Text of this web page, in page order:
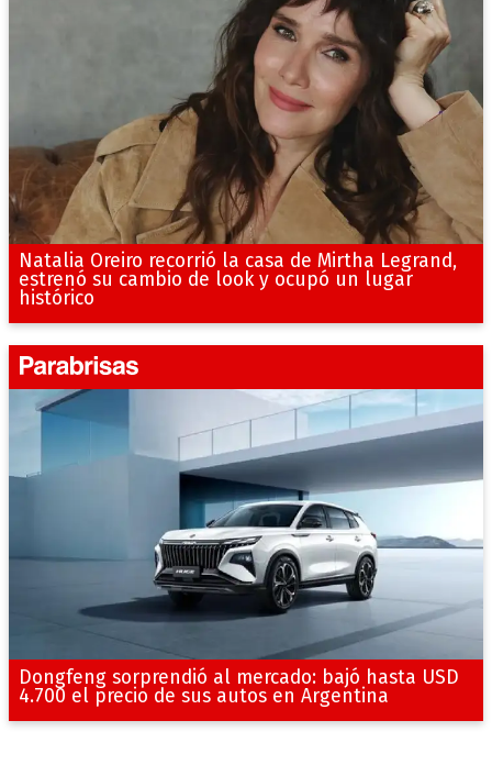
Natalia Oreiro recorrió la casa de Mirtha Legrand,
estrenó su cambio de look y ocupó un lugar
histórico
Dongfeng sorprendió al mercado: bajó hasta USD
4.700 el precio de sus autos en Argentina